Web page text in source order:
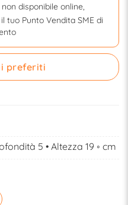
disponibile online,
tuo Punto Vendita SME di
preferiti
5 • Altezza 19 ◦ cm